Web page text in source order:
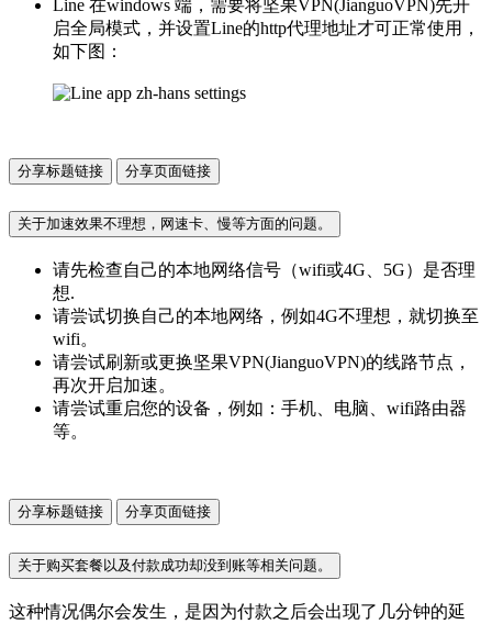
Line 在windows 端，需要将坚果VPN(JianguoVPN)先开
启全局模式，并设置Line的http代理地址才可正常使用，
如下图：
分享标题链接 分享页面链接
关于加速效果不理想，网速卡、慢等方面的问题。
请先检查自己的本地网络信号（wifi或4G、5G）是否理
想.
请尝试切换自己的本地网络，例如4G不理想，就切换至
wifi。
请尝试刷新或更换坚果VPN(JianguoVPN)的线路节点，
再次开启加速。
请尝试重启您的设备，例如：手机、电脑、wifi路由器
等。
分享标题链接 分享页面链接
关于购买套餐以及付款成功却没到账等相关问题。
这种情况偶尔会发生，是因为付款之后会出现了几分钟的延